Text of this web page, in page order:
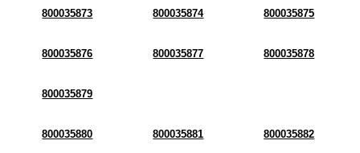
800035873 800035874 800035875
800035876 800035877 800035878
800035879
800035880 800035881 800035882